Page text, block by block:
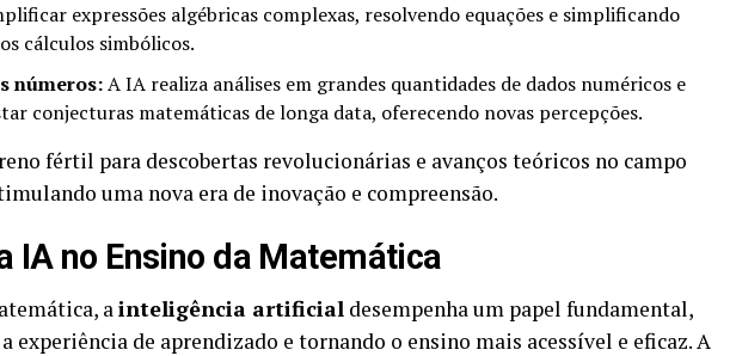
expressões algébricas complexas, resolvendo equações e simplificando
cálculos simbólicos.
números:A IA realiza análises em grandes quantidades de dados numéricos e
conjecturas matemáticas de longa data, oferecendo novas percepções.
fértil para descobertas revolucionárias e avanços teóricos no campo
uma nova era de inovação e compreensão.
IA no Ensino da Matemática
ainteligência artificial desempenha um papel fundamental,
experiência de aprendizado e tornando o ensino mais acessível e eficaz. A